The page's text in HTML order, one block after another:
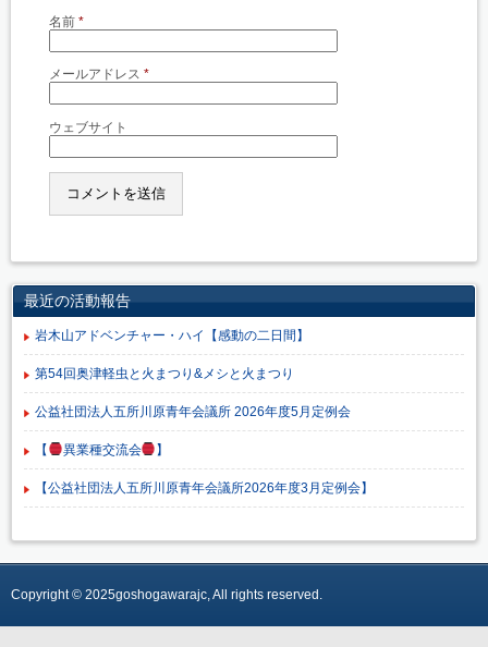
名前 *
メールアドレス *
ウェブサイト
最近の活動報告
岩木山アドベンチャー・ハイ【感動の二日間】
第54回奥津軽虫と火まつり&メシと火まつり
公益社団法人五所川原青年会議所 2026年度5月定例会
【 異業種交流会 】
【公益社団法人五所川原青年会議所2026年度3月定例会】
Copyright © 2025goshogawarajc, All rights reserved.